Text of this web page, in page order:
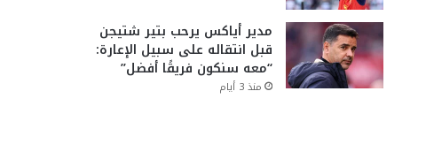
مدير أياكس يرحب بتير شتيجن
قبل انتقاله على سبيل الإعارة:
“معه سنكون فريقًا أفضل”
منذ 3 أيام